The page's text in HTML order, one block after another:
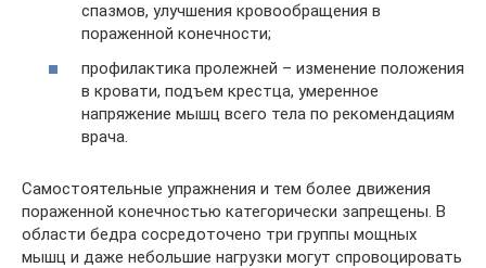
спазмов, улучшения кровообращения в
пораженной конечности;
профилактика пролежней – изменение положения
в кровати, подъем крестца, умеренное
напряжение мышц всего тела по рекомендациям
врача.
Самостоятельные упражнения и тем более движения
пораженной конечностью категорически запрещены. В
области бедра сосредоточено три группы мощных
мышц и даже небольшие нагрузки могут спровоцировать